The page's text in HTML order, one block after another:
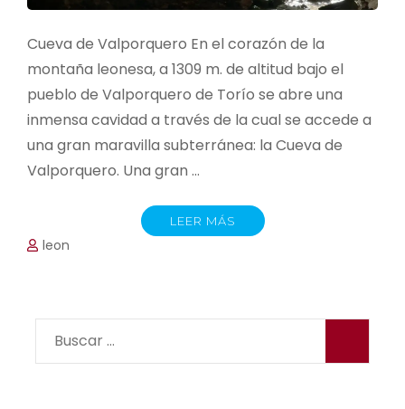
Cueva de Valporquero En el corazón de la
montaña leonesa, a 1309 m. de altitud bajo el
pueblo de Valporquero de Torío se abre una
inmensa cavidad a través de la cual se accede a
una gran maravilla subterránea: la Cueva de
Valporquero. Una gran …
LEER MÁS
leon
Buscar: